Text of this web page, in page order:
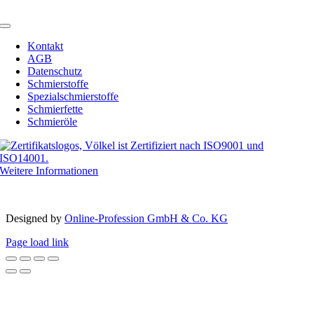
Toggle
NavigationKontakt
AGB
Datenschutz
Schmierstoffe
Spezialschmierstoffe
Schmierfette
Schmieröle
Weitere Informationen
Designed by­ Online-Profession GmbH & Co. KG
Page load link